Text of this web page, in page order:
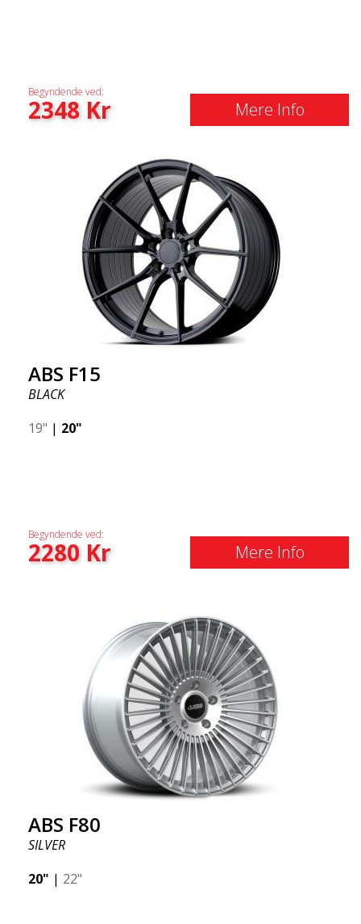
Begyndende ved:
2348Kr Mere Info
ABS F15
BLACK
19" | 20"
Begyndende ved:
2280Kr Mere Info
ABS F80
SILVER
20" | 22"